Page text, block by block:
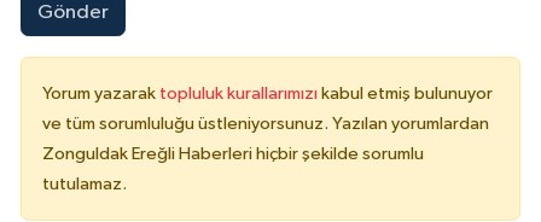
Gönder
Yorum yazarak topluluk kurallarımızı kabul etmiş bulunuyor
ve tüm sorumluluğu üstleniyorsunuz. Yazılan yorumlardan
Zonguldak Ereğli Haberleri hiçbir şekilde sorumlu
tutulamaz.